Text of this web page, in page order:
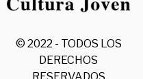
© 2022 - TODOS LOS
DERECHOS